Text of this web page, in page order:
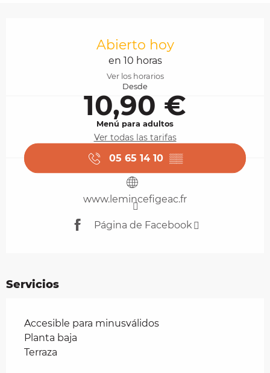
Abierto hoy
en 10 horas
Ver los horarios
Desde
10,90 €
Menú para adultos
Ver todas las tarifas
05 65 14 10 ▒▒
www.lemincefigeac.fr
Página de Facebook
Servicios
Accesible para minusválidos
Planta baja
Terraza